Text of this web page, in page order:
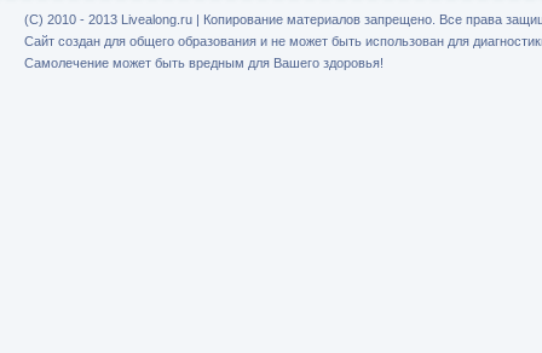
(C) 2010 - 2013 Livealong.ru | Копирование материалов запрещено. Все права
Сайт создан для общего образования и не может быть использован для
Самолечение может быть вредным для Вашего здоровья!